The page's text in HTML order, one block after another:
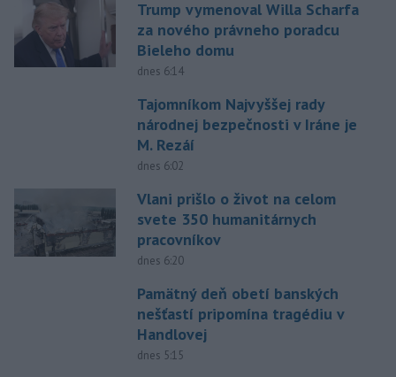
Trump vymenoval Willa Scharfa
za nového právneho poradcu
Bieleho domu
dnes 6:14
Tajomníkom Najvyššej rady
národnej bezpečnosti v Iráne je
M. Rezáí
dnes 6:02
Vlani prišlo o život na celom
svete 350 humanitárnych
pracovníkov
dnes 6:20
Pamätný deň obetí banských
nešťastí pripomína tragédiu v
Handlovej
dnes 5:15